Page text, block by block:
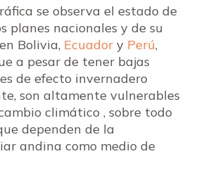
se observa el estado de
planes nacionales y de su
Bolivia, Ecuadory Perú,
a pesar de tener bajas
de efecto invernadero
son altamente vulnerables
climático , sobre todo
dependen de la
andina como medio de